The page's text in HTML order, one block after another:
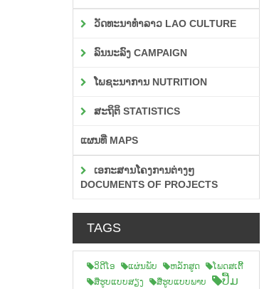
ວັດທະນາທຳລາວ LAO CULTURE
ລົນນະລົງ CAMPAIGN
ໂພຊະນາການ NUTRITION
ສະຖິຕິ STATISTICS
ແຜນທີ່ MAPS
ເອກະສານໂຄງການຕ່າງໆ
DOCUMENTS OF PROJECTS
TAGS
ວິດີໂອ ແຜ່ນພັບ ຫລັກສູດ
ໂພດສເຕີ້
ສືຮູບແບບສຽງ
ສື່ຮູບແບບພາບ
ປື້ມ